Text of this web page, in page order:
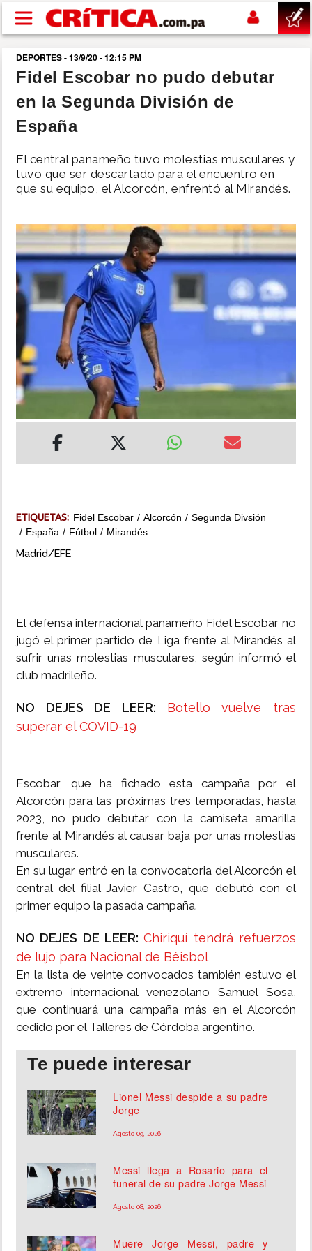
Pasar al contenido principal
buscar
SUCESOS
POLÍTICA
DEPORTES
MUNDO
INSÓLITAS
MULTIMEDIA
IMPRESO
DEPORTES - 13/9/20 - 12:15 PM
Fidel Escobar no pudo debutar
en la Segunda División de
España
El central panameño tuvo molestias musculares y
tuvo que ser descartado para el encuentro en
que su equipo, el Alcorcón, enfrentó al Mirandés.
ETIQUETAS: Fidel Escobar Alcorcón
Segunda Divsión
España
Fútbol Mirandés
Madrid/EFE
El defensa internacional panameño Fidel Escobar no
jugó el primer partido de Liga frente al Mirandés al
sufrir unas molestias musculares, según informó el
club madrileño.
NO DEJES DE LEER: Botello vuelve tras
superar el COVID-19
Escobar, que ha fichado esta campaña por el
Alcorcón para las próximas tres temporadas, hasta
2023, no pudo debutar con la camiseta amarilla
frente al Mirandés al causar baja por unas molestias
musculares.
En su lugar entró en la convocatoria del Alcorcón el
central del filial Javier Castro, que debutó con el
primer equipo la pasada campaña.
NO DEJES DE LEER:Chiriquí tendrá refuerzos
de lujo para Nacional de Béisbol
En la lista de veinte convocados también estuvo el
extremo internacional venezolano Samuel Sosa,
que continuará una campaña más en el Alcorcón
cedido por el Talleres de Córdoba argentino.
Te puede interesar
Lionel Messi despide a su padre
Jorge
Agosto 09, 2026
Messi llega a Rosario para el
funeral de su padre Jorge Messi
Agosto 08, 2026
Muere Jorge Messi, padre y